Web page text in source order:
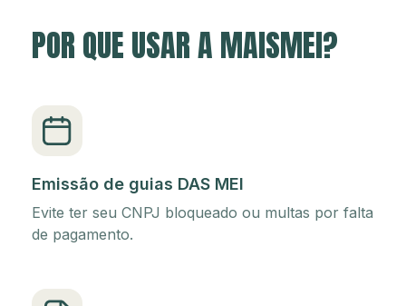
POR QUE USAR A MAISMEI?
Emissão de guias DAS MEI
Evite ter seu CNPJ bloqueado ou multas por falta
de pagamento.